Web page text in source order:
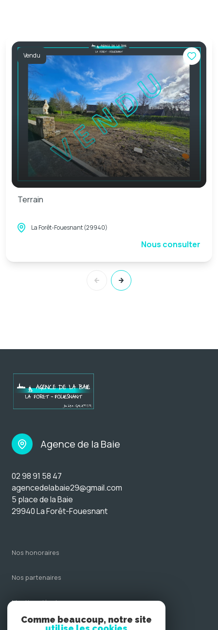
Vendu
Terrain
La Forêt-Fouesnant (29940)
Nous consulter
Agence de la Baie
02 98 91 58 47
agencedelabaie29@gmail.com
5 place de la Baie
29940 La Forêt-Fouesnant
nos honoraires
nos partenaires
mentions légales
Comme beaucoup, notre site